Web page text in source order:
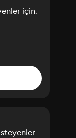
için.